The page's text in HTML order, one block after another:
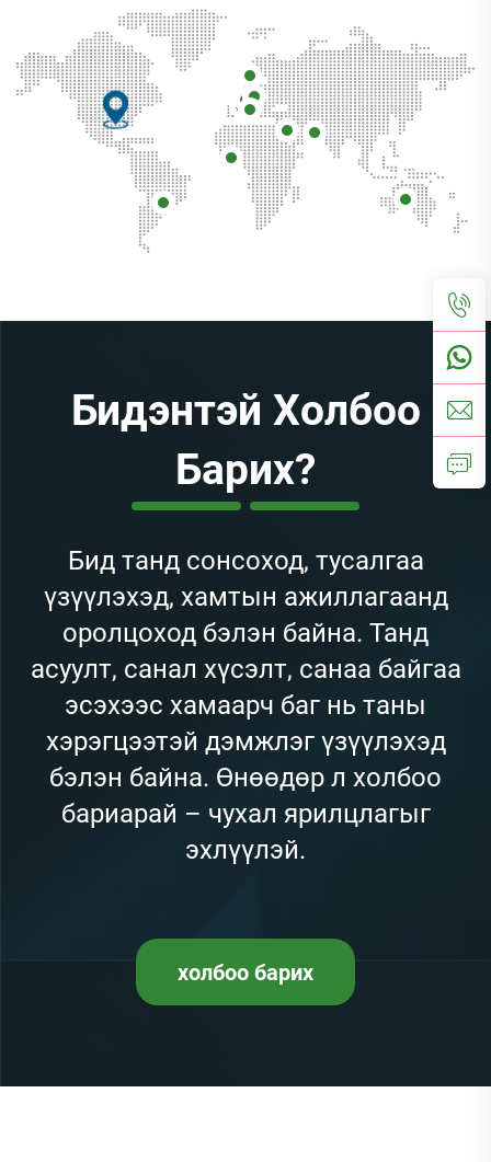
Бидэнтэй Холбоо
Барих?
Бид танд сонсоход, тусалгаа
үзүүлэхэд, хамтын ажиллагаанд
оролцоход бэлэн байна. Танд
асуулт, санал хүсэлт, санаа байгаа
эсэхээс хамаарч баг нь таны
хэрэгцээтэй дэмжлэг үзүүлэхэд
бэлэн байна. Өнөөдөр л холбоо
бариарай – чухал ярилцлагыг
эхлүүлэй.
холбоо барих